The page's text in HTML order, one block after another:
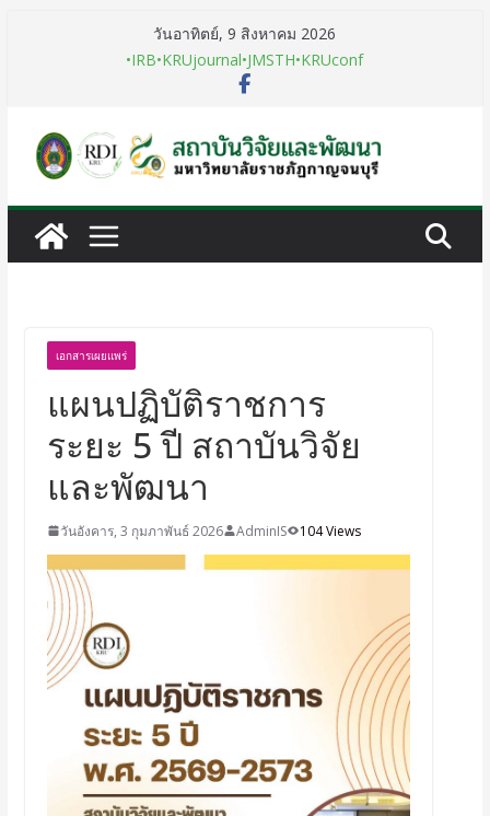
วันอาทิตย์, 9 สิงหาคม 2026
•IRB•KRUjournal•JMSTH•KRUconf
เอกสารเผยแพร่
แผนปฏิบัติราชการ
ระยะ 5 ปี สถาบันวิจัย
และพัฒนา
วันอังคาร, 3 กุมภาพันธ์ 2026 AdminIS 104 Views